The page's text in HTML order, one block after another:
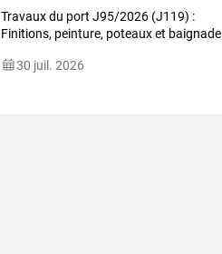
Travauxdu port J95/2026 (J119) :
Finitions, peinture, poteauxet baignade
30 juil. 2026